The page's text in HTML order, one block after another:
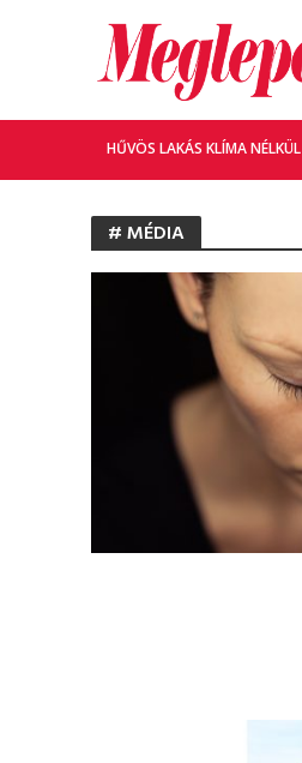
HŰVÖS LAKÁS KLÍMA NÉLKÜL
# MÉDIA